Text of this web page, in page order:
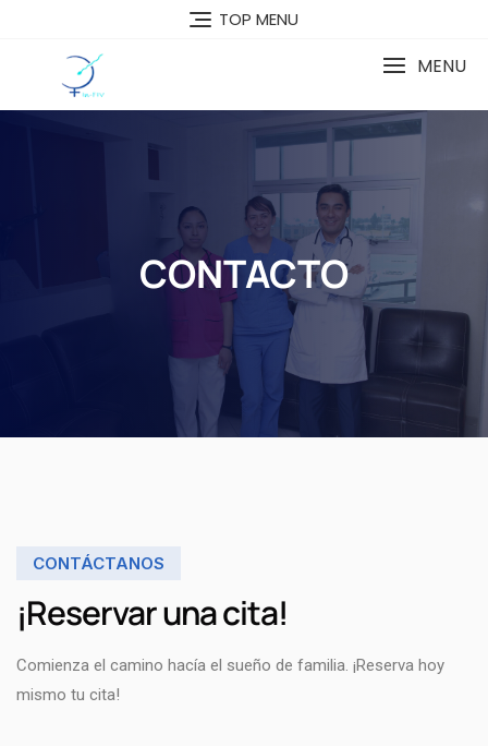
TOP MENU
MENU
CONTACTO
CONTÁCTANOS
¡Reservar una cita!
Comienza el camino hacía el sueño de familia. ¡Reserva hoy
mismo tu cita!